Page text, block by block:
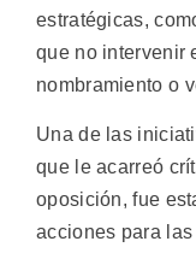
estratégicas,
que no intervenir
nombramiento o
Una de las
que le acarreó
oposición, fue
acciones para